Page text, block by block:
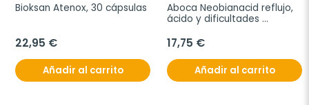
Bioksan Atenox, 30 cápsulas
22,95 €
Añadir al carrito
Aboca Neobianacid reflujo,
ácido y dificultades
17,75 €
Añadir al carrito